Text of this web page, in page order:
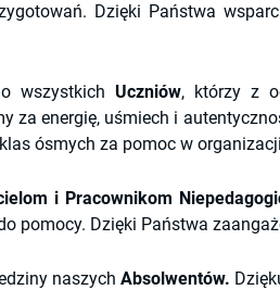
Dzięki Państwa
wszystkich Uczniów, którzy z
za energię, uśmiech i
ósmych za pomoc w
i Pracownikom
pomocy. Dzięki Państwa
naszych Absolwentów.